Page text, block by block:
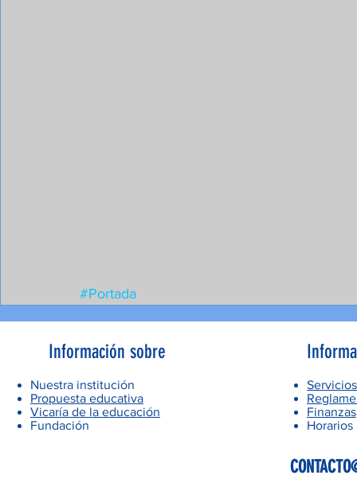
#Portada
Información sobre
Nuestra institución
Propuesta educativa
Vicaría de la educación
Fundación
Servicios
Finanzas
Horarios